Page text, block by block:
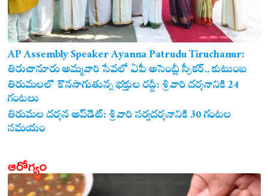
AP Assembly Speaker Ayanna Patrudu Tiruchanur:
తిరుచానూరు అమ్మవారి సేవలో ఏపీ అసెంబ్లీ స్పీకర్.. కుటుంబ
సమేతంగా దర్శించుకున్న అయ్యన్నపాత్రుడు!
తిరుమలలో కొనసాగుతున్న భక్తుల రద్దీ: శ్రీవారి దర్శనానికి 24
గంటలు
తిరుమల దర్శన అప్‌డేట్: శ్రీవారి సర్వదర్శనానికి 30 గంటల
సమయం
ఆరోగ్యం